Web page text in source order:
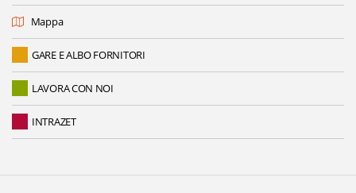
Mappa
GARE E ALBO FORNITORI
LAVORA CON NOI
INTRAZET